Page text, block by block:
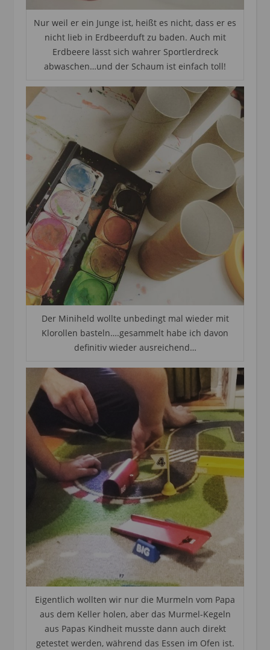
Nur weil er ein Junge ist, heißt es nicht, dass er es
nicht lieb in Erdbeerduft zu baden. Auch mit
Erdbeere lässt sich wahrer Sportlerdreck
abwaschen…und der Schaum ist einfach toll!
Der Miniheld wollte unbedingt mal wieder mit
Klorollen basteln….gesammelt habe ich davon
definitiv wieder ausreichend…
Eigentlich wollten wir nur die Murmeln vom Papa
aus dem Keller holen, aber das Murmel-Kegeln
aus Papas Kindheit musste dann auch direkt
getestet werden, während das Essen im Ofen ist.